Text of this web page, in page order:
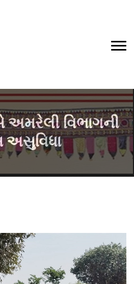
અમરેલી વિભાગની